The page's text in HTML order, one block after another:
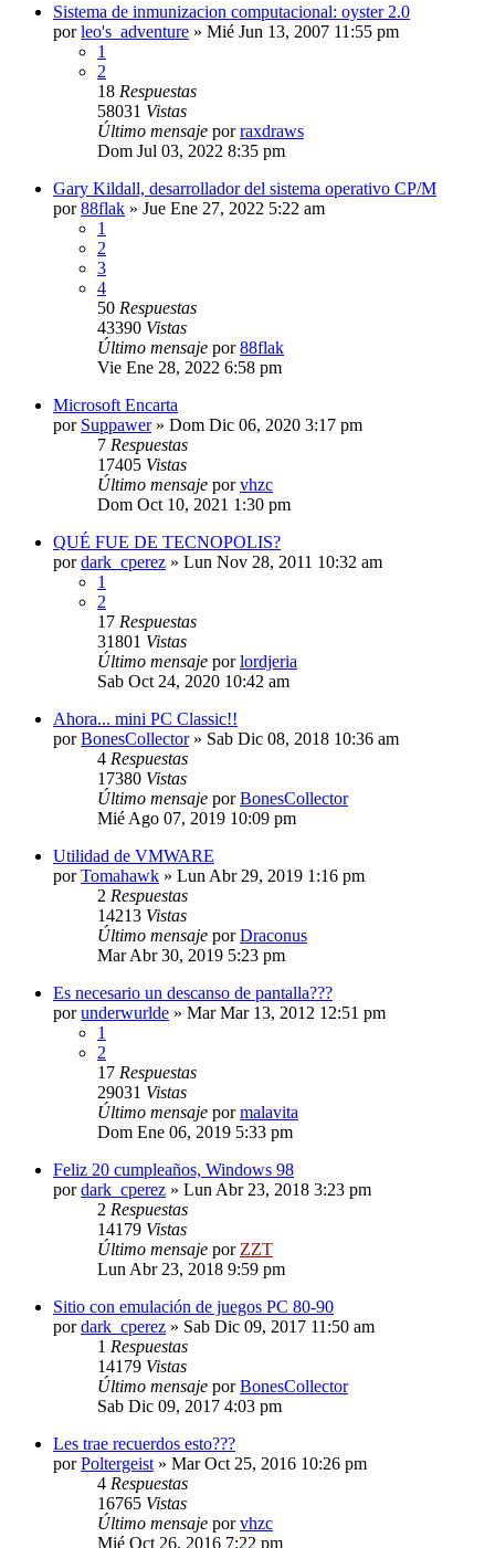
Sistema de inmunizacion computacional: oyster 2.0
porleo's_adventure » Mié Jun 13, 2007 11:55 pm
1
2
18 Respuestas
58031 Vistas
Último mensaje porraxdraws
Dom Jul 03, 2022 8:35 pm
Gary Kildall, desarrollador del sistema operativo CP/M
por88flak » Jue Ene 27, 2022 5:22 am
1
2
3
4
50 Respuestas
43390 Vistas
Último mensaje por88flak
Vie Ene 28, 2022 6:58 pm
Microsoft Encarta
por Suppawer» Dom Dic 06, 2020 3:17 pm
7 Respuestas
17405 Vistas
Último mensaje porvhzc
Dom Oct 10, 2021 1:30 pm
QUÉ FUE DE TECNOPOLIS?
pordark_cperez » Lun Nov 28, 2011 10:32 am
1
2
17 Respuestas
31801 Vistas
Último mensaje porlordjeria
Sab Oct 24, 2020 10:42 am
Ahora... mini PC Classic!!
porBonesCollector» Sab Dic 08, 2018 10:36 am
4 Respuestas
17380 Vistas
Último mensaje porBonesCollector
Mié Ago 07, 2019 10:09 pm
Utilidad de VMWARE
porTomahawk » Lun Abr 29, 2019 1:16 pm
2 Respuestas
14213 Vistas
Último mensaje porDraconus
Mar Abr 30, 2019 5:23 pm
Es necesario un descanso de pantalla???
porunderwurlde » Mar Mar 13, 2012 12:51 pm
1
2
17 Respuestas
29031 Vistas
Último mensaje pormalavita
Dom Ene 06, 2019 5:33 pm
Feliz 20 cumpleaños, Windows 98
pordark_cperez » Lun Abr 23, 2018 3:23 pm
2 Respuestas
14179 Vistas
Último mensaje por ZZT
Lun Abr 23, 2018 9:59 pm
Sitio con emulación de juegos PC 80-90
pordark_cperez » Sab Dic 09, 2017 11:50 am
1 Respuestas
14179 Vistas
Último mensaje porBonesCollector
Sab Dic 09, 2017 4:03 pm
Les trae recuerdos esto???
porPoltergeist » Mar Oct 25, 2016 10:26 pm
4 Respuestas
16765 Vistas
Último mensaje porvhzc
Mié Oct 26, 2016 7:22 pm